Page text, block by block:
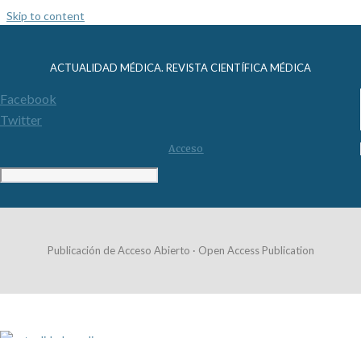
Skip to content
ACTUALIDAD MÉDICA. REVISTA CIENTÍFICA MÉDICA
Facebook
Twitter
Acceso
Publicación de Acceso Abierto · Open Access Publication